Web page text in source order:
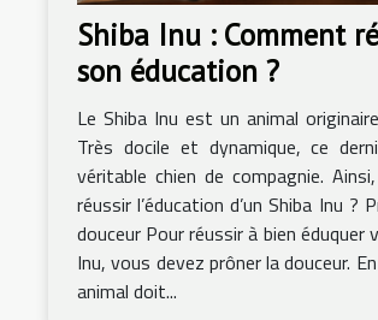
Shiba Inu : Comment
son éducation ?
Le Shiba Inu est un animal
Très docile et dynamique, ce
véritable chien de compagnie.
réussir l’éducation d’un Shiba Inu ?
douceur Pour réussir à bien éduquer
Inu, vous devez prôner la douceur.
animal doit...